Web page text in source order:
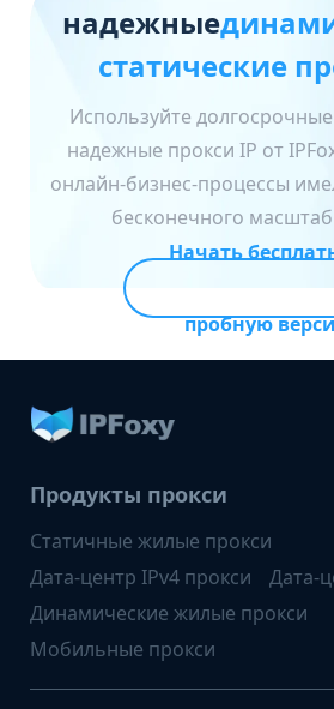
надежные
статические
Используйте
надежные прокси IP от
онлайн-бизнес-процессы
бесконечного
Начать
пробную
Продукты прокси
Статичные жилые прокси
Дата-центр IPv4 прокси
Дата-
Динамические жилые прокси
Мобильные прокси